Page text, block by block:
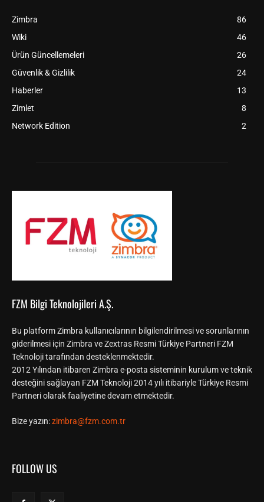
Zimbra
86
Wiki
46
Ürün Güncellemeleri
26
Güvenlik & Gizlilik
24
Haberler
13
Zimlet
8
Network Edition
2
FZM Bilgi Teknolojileri A.Ş.
Bu platform Zimbra kullanıcılarının bilgilendirilmesi ve sorunlarının
giderilmesi için Zimbra ve Zextras Resmi Türkiye Partneri FZM
Teknoloji tarafından desteklenmektedir.
2012 Yılından itibaren Zimbra e-posta sisteminin kurulum ve teknik
desteğini sağlayan FZM Teknoloji 2014 yılı itibariyle Türkiye Resmi
Partneri olarak faaliyetine devam etmektedir.
Bize yazın:zimbra@fzm.com.tr
FOLLOW US